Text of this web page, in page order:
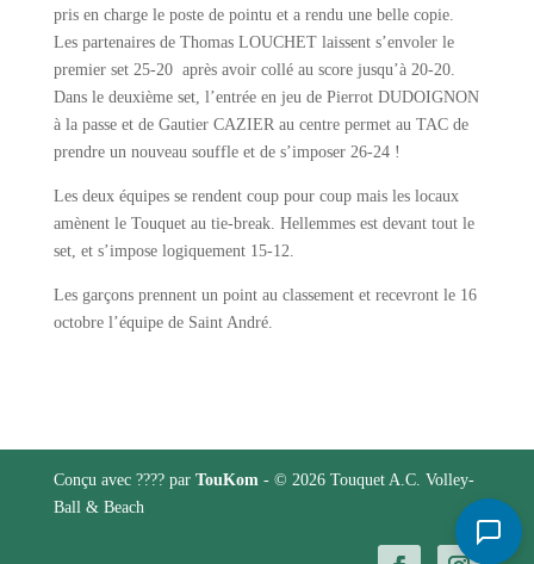
pris en charge le poste de pointu et a rendu une belle copie.
Les partenaires de Thomas LOUCHET laissent s’envoler le
premier set 25-20 après avoir collé au score jusqu’à 20-20.
Dans le deuxième set, l’entrée en jeu de Pierrot DUDOIGNON
à la passe et de Gautier CAZIER au centre permet au TAC de
prendre un nouveau souffle et de s’imposer 26-24 !
Les deux équipes se rendent coup pour coup mais les locaux
amènent le Touquet au tie-break. Hellemmes est devant tout le
set, et s’impose logiquement 15-12.
Les garçons prennent un point au classement et recevront le 16
octobre l’équipe de Saint André.
Conçu avec ???? par TouKom - © 2026 Touquet A.C. Volley-
Ball & Beach